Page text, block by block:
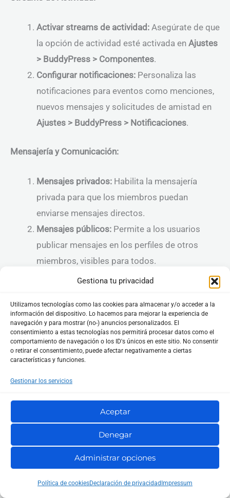
Gestiona tu privacidad
Utilizamos tecnologías como las cookies para almacenar y/o acceder a la
información del dispositivo. Lo hacemos para mejorar la experiencia de
navegación y para mostrar (no-) anuncios personalizados. El
consentimiento a estas tecnologías nos permitirá procesar datos como el
comportamiento de navegación o los ID's únicos en este sitio. No consentir
o retirar el consentimiento, puede afectar negativamente a ciertas
características y funciones.
Gestionar los servicios
Aceptar
Denegar
Administrar opciones
Política de cookiesDeclaración de privacidad Impressum
Activar streams de actividad: Asegúrate de que
la opción de actividad esté activada en Ajustes
> BuddyPress > Componentes.
Configurar notificaciones: Personaliza las
notificaciones para eventos como menciones,
nuevos mensajes y solicitudes de amistad en
Ajustes > BuddyPress > Notificaciones.
Mensajería y Comunicación:
Mensajes privados: Habilita la mensajería
privada para que los miembros puedan
enviarse mensajes directos.
Mensajes públicos: Permite a los usuarios
publicar mensajes en los perfiles de otros
miembros, visibles para todos.
Para mejorar la funcionalidad de tu red social,
considera instalar los siguientes plugins:
BuddyBoss:Añade características avanzadas
eventos y cursos.
bbPress: Integra foros en tu red social.
Permite que cada grupo tenga
Estos plugins expanden significativamente las